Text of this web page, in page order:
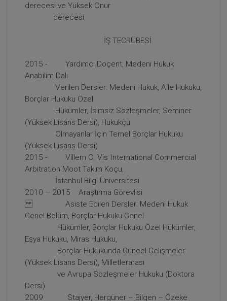
Tüketici Hukuku Enstitüsü
Taşınmaz Hukuku - IV. Borçlar Hukuku Kongresi
- VI. Oturum
360 TL
derecesi ve Yüksek Onur
derecesi
İŞ TECRÜBESİ
2015 - Yardımcı Doçent, Medeni Hukuk
Anabilim Dalı
Verilen Dersler: Medeni Hukuk, Aile Hukuku,
Borçlar Hukuku Özel
Hükümler, İsimsiz Sözleşmeler, Seminer
(Yüksek Lisans Dersi), Hukukçu
Olmayanlar İçin Temel Borçlar Hukuku
(Yüksek Lisans Dersi)
2015 - Villem C. Vis International Commercial
Arbitration Moot Takım Koçu,
İstanbul Bilgi Üniversitesi
2010 – 2015 Araştırma Görevlisi
Asiste Edilen Dersler: Medeni Hukuk
Genel Bölüm, Borçlar Hukuku Genel
Hükümler, Borçlar Hukuku Özel Hükümler,
Eşya Hukuku, Miras Hukuku,
Borçlar Hukukunda Güncel Gelişmeler
(Yüksek Lisans Dersi), Milletlerarası
ve Avrupa Sözleşmeler Hukuku (Doktora
Dersi)
2009 Stajyer, Hergüner – Bilgen – Özeke